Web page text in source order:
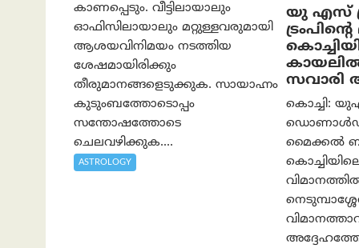
കാണപ്പെടും. വീട്ടിലായാലും
ഓഫിസിലായാലും മറ്റുള്ളവരുമായി
ആശയവിനിമയം നടത്തിയ
ശേഷമായിരിക്കും
തീരുമാനങ്ങളെടുക്കുക. സായാഹ്നം
കുടുംബത്തോടൊപ്പം
സന്തോഷത്തോടെ
ചെലവഴിക്കുക....
ASTROLOGY
യു എസ്
സവാരി
കൊച്ചി:
ഡൊണാൾഡ്
മൈക്കൽ